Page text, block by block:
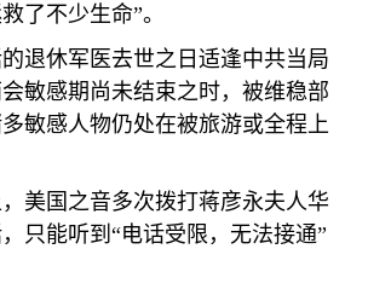
了不少生命”。
退休军医去世之日适逢中共当局
敏感期尚未结束之时，被维稳部
敏感人物仍处在被旅游或全程上
美国之音多次拨打蒋彦永夫人华
只能听到“电话受限，无法接通”